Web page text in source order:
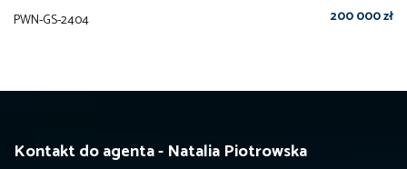
PWN-GS-2404 200 000 zł
Kontakt do agenta - Natalia Piotrowska